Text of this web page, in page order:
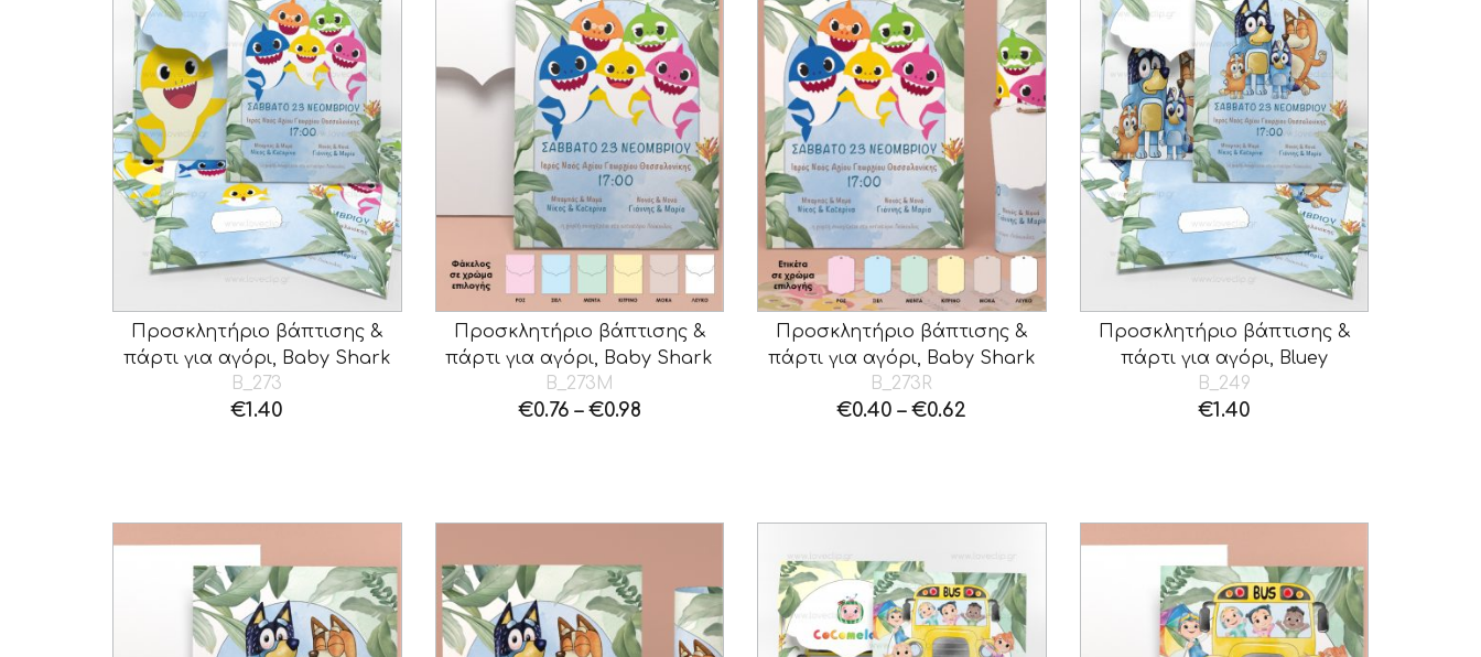
Προσκλητήριο βάπτισης &
πάρτι για αγόρι, Baby Shark
B_273
€1.40
Προσκλητήριο βάπτισης &
πάρτι για αγόρι, Baby Shark
B_273M
€0.76 – €0.98
Προσκλητήριο βάπτισης &
πάρτι για αγόρι, Baby Shark
B_273R
€0.40 –€0.62
Προσκλητήριο βάπτισης &
πάρτι για αγόρι, Bluey
B_249
€1.40